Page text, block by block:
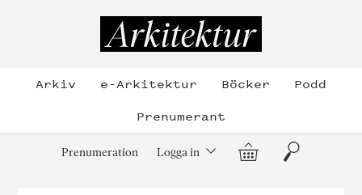
Arkiv e-Arkitektur Böcker
Podd
Prenumerant
Prenumeration Logga in Varukorg
Sök